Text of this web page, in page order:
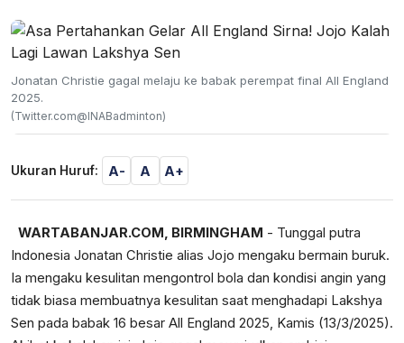
Jonatan Christie gagal melaju ke babak perempat final All England
2025.
(Twitter.com@INABadminton)
Ukuran Huruf: A- A A+
WARTABANJAR.COM, BIRMINGHAM - Tunggal putra
Indonesia Jonatan Christie alias Jojo mengaku bermain buruk.
Ia mengaku kesulitan mengontrol bola dan kondisi angin yang
tidak biasa membuatnya kesulitan saat menghadapi Lakshya
Sen pada babak 16 besar All England 2025, Kamis (13/3/2025).